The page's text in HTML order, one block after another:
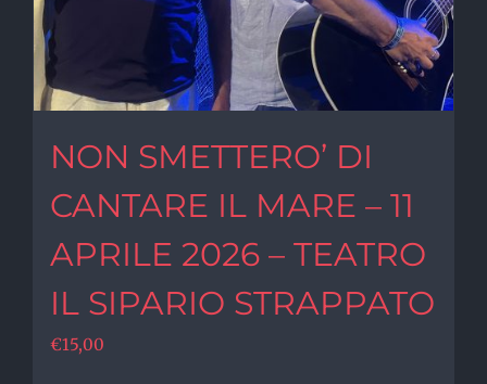
NON SMETTERO’ DI
CANTARE IL MARE – 11
APRILE 2026 – TEATRO
IL SIPARIO STRAPPATO
€15,00